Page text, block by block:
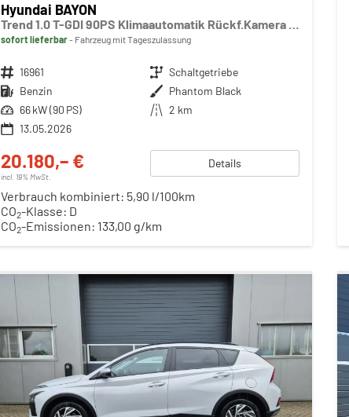
Hyundai BAYON
Trend 1.0 T-GDI 90PS Klimaautomatik Rückf.Kamera Parksensoren Sitzheizung Lenkradheizung Bluetooth Touchscreen Tempomat Apple CarPlay + Android Auto 16"LM
sofort lieferbar Fahrzeug mit Tageszulassung
Fahrzeugnr. 16961 Getriebe Schaltgetriebe
Kraftstoff Benzin Außenfarbe Phantom Black
Leistung 66 kW (90 PS) Kilometerstand 2 km
13.05.2026
20.180,– €
incl. 19% MwSt.
Details
Verbrauch kombiniert: 5,90 l/100km
CO2-Klasse: D
CO2-Emissionen: 133,00 g/km